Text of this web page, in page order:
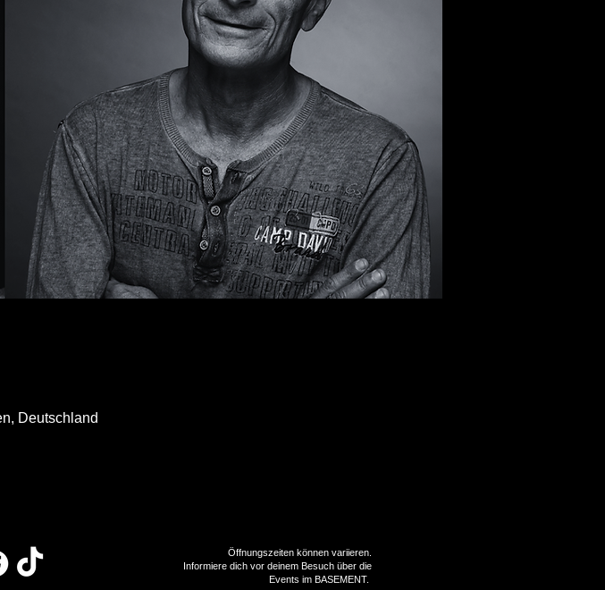
Deutschland
Öffnungszeiten können variieren.
Informiere dich vor deinem Besuch über die
Events im BASEMENT.